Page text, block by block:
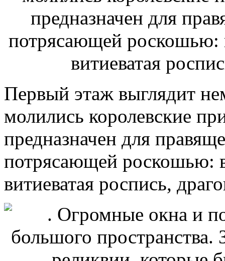
Первый этаж выглядит
молились королевские
предназначен для
потрясающей роскошью:
витиеватая роспись,